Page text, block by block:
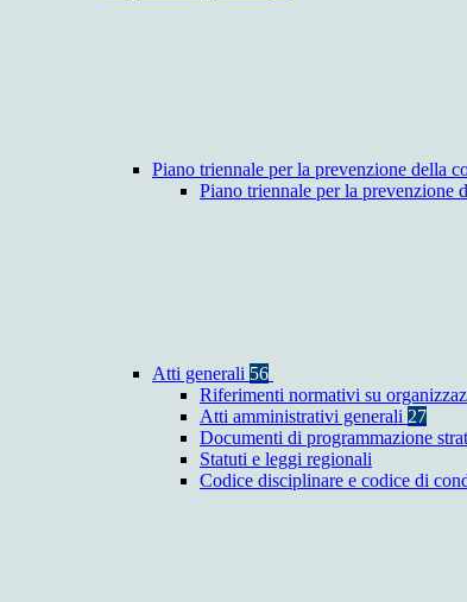
Piano triennale per la prevenzione della
Piano triennale per la prevenzione
Atti generali 56
Riferimenti normativi su
Atti amministrativi generali 27
Documenti di programmazione
Statuti e leggi regionali
Codice disciplinare e codice di